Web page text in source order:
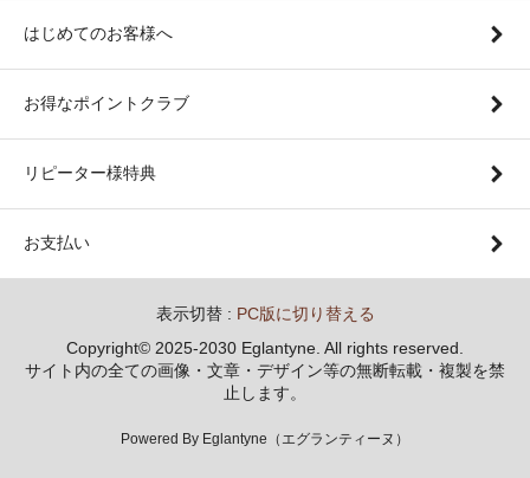
はじめてのお客様へ
お得なポイントクラブ
リピーター様特典
お支払い
表示切替 : PC版に切り替える
Copyright© 2025-2030 Eglantyne. All rights reserved.
サイト内の全ての画像・文章・デザイン等の無断転載・複製を禁
止します。
Powered By Eglantyne（エグランティーヌ）